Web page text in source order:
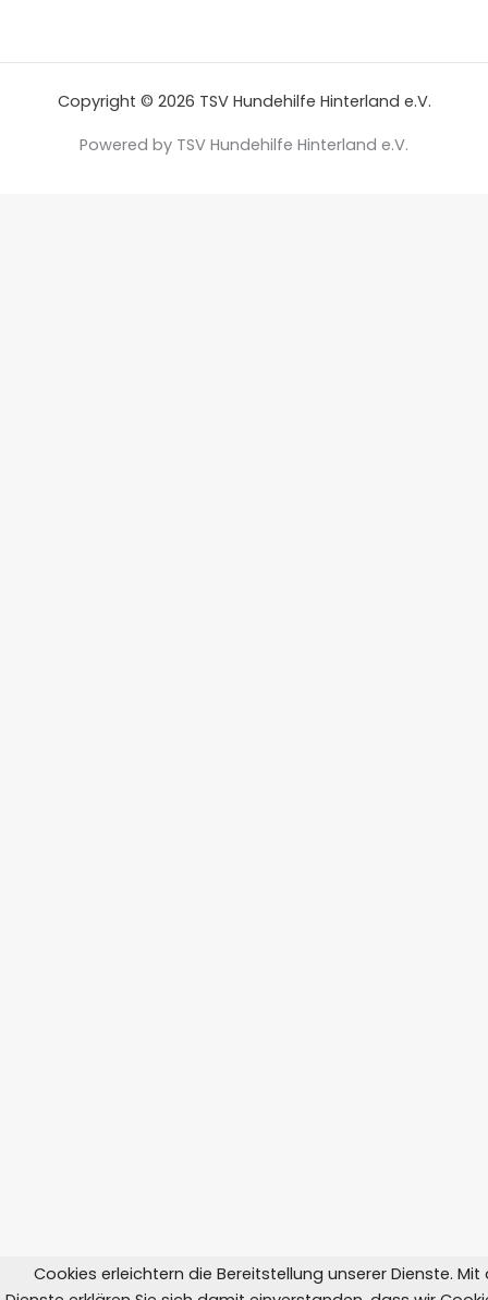
Copyright © 2026 TSV Hundehilfe Hinterland e.V.
Powered by TSV Hundehilfe Hinterland e.V.
Cookies erleichtern die Bereitstellung unserer Dienste. Mit